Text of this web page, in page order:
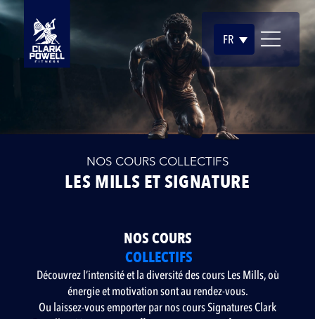
FR
NOS COURS COLLECTIFS
LES MILLS ET SIGNATURE
NOS COURS
COLLECTIFS
Découvrez l’intensité et la diversité des cours Les Mills, où
énergie et motivation sont au rendez-vous.
Ou laissez-vous emporter par nos cours Signatures Clark